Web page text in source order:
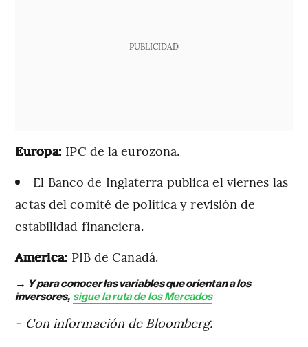
PUBLICIDAD
Europa: IPC de la eurozona.
El Banco de Inglaterra publica el viernes las
actas del comité de política y revisión de
estabilidad financiera.
América: PIB de Canadá.
→ Y para conocer las variables que orientan a los
inversores, sigue la ruta de los Mercados
- Con información de Bloomberg.